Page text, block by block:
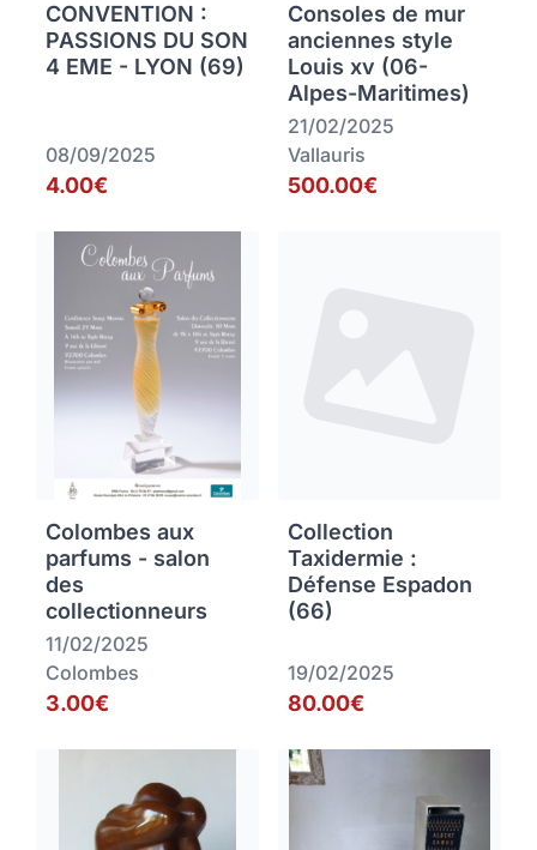
CONVENTION :
PASSIONS DU SON
4 EME - LYON (69)
08/09/2025
4.00€
Consoles de mur
anciennes style
Louis xv (06-
Alpes-Maritimes)
21/02/2025
Vallauris
500.00€
Colombes aux
parfums - salon
des
collectionneurs
11/02/2025
Colombes
3.00€
Collection
Taxidermie :
Défense Espadon
(66)
19/02/2025
80.00€